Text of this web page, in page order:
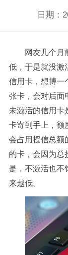
日期：
网友几个月
低，于是就没激
信用卡，想博一
张卡，会对后面
未激活的信用卡
卡寄到手上，额
会占用授信总额
的卡，会因为总
是，不激活也不
来越低。